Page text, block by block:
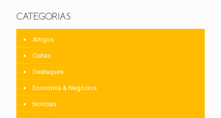
CATEGORIAS
Artigos
Curtas
Destaques
Economia & Negócios
Notícias